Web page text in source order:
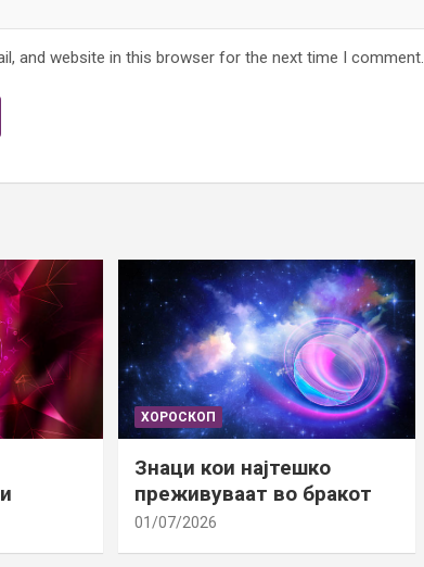
and website in this browser for the next time I comment.
ХОРОСКОП
Знаци кои најтешко
преживуваат во бракот
01/07/2026